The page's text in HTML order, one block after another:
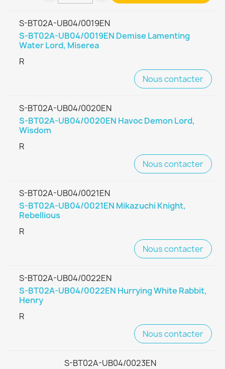
S-BT02A-UB04/0019EN
S-BT02A-UB04/0019EN Demise Lamenting
Water Lord, Miserea
R
Nous contacter
S-BT02A-UB04/0020EN
S-BT02A-UB04/0020EN Havoc Demon Lord,
Wisdom
R
Nous contacter
S-BT02A-UB04/0021EN
S-BT02A-UB04/0021EN Mikazuchi Knight,
Rebellious
R
Nous contacter
S-BT02A-UB04/0022EN
S-BT02A-UB04/0022EN Hurrying White Rabbit,
Henry
R
Nous contacter
S-BT02A-UB04/0023EN